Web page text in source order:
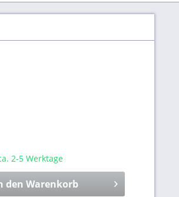
2-5 Werktage
den Warenkorb